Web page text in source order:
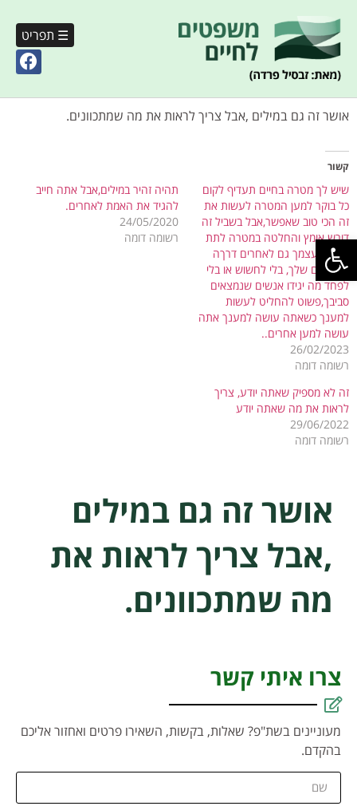
פתח סרגל נגישות
☰ תפריט
אושר זה גם במילים ,אבל צריך לראות את מה שמתכוונים.
קשור
שיש לך מטרה בחיים תעדיף לקום
כל בוקר למען המטרה לעשות את
זה הכי טוב שאפשר,אבל בשביל זה
דורש אומץ והחלטה במטרה לתת
אושר לעצמך גם לאחרים דרךה
המעשים שלך, בלי לחשוש או בלי
לפחד מה יגידו אנשים שנמצאים
סביבך,פשוט להחליט לעשות
למענך כשאתה עושה למענך אתה
עושה למען אחרים..
26/02/2023
רשומה דומה
תהיה זהיר במילים,אבל אתה חייב
להגיד את האמת לאחרים.
24/05/2020
רשומה דומה
זה לא מספיק שאתה יודע, צריך
לראות את מה שאתה יודע
29/06/2022
רשומה דומה
אושר זה גם במילים
,אבל צריך לראות את
מה שמתכוונים.
צרו איתי קשר
מעוניינים בשת"פ? שאלות, בקשות, השאירו פרטים ואחזור אליכם
בהקדם.